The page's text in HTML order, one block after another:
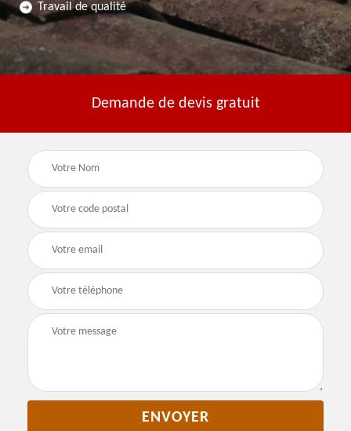
Travail de qualité
Demande de devis gratuit